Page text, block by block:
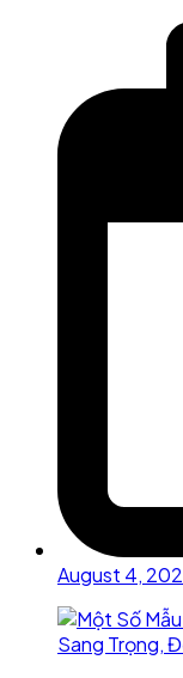
August 4,